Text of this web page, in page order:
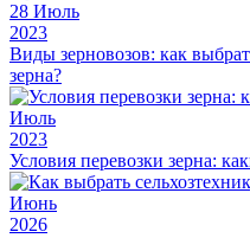
28 Июль
2023
Виды зерновозов: как
зерна?
Июль
2023
Условия перевозки зерна:
Июнь
2026